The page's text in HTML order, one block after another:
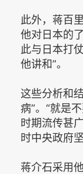
此外，蒋百
他对日本的
此与日本打
他讲和”。
这些分析和
病”。“就是
时期流传甚
时中央政府
蒋介石采用